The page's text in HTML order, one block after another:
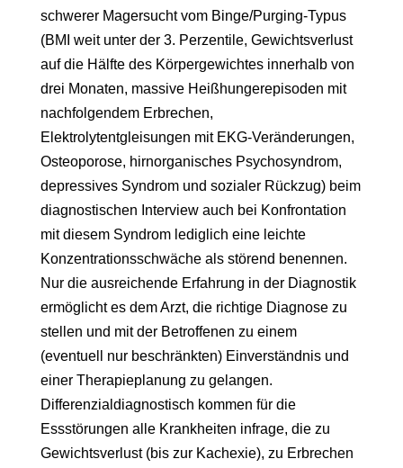
schwerer Magersucht vom Binge/Purging-Typus
(BMI weit unter der 3. Perzentile, Gewichtsverlust
auf die Hälfte des Körpergewichtes innerhalb von
drei Monaten, massive Heißhungerepisoden mit
nachfolgendem Erbrechen,
Elektrolytentgleisungen mit EKG-Veränderungen,
Osteoporose, hirnorganisches Psychosyndrom,
depressives Syndrom und sozialer Rückzug) beim
diagnostischen Interview auch bei Konfrontation
mit diesem Syndrom lediglich eine leichte
Konzentrationsschwäche als störend benennen.
Nur die ausreichende Erfahrung in der Diagnostik
ermöglicht es dem Arzt, die richtige Diagnose zu
stellen und mit der Betroffenen zu einem
(eventuell nur beschränkten) Einverständnis und
einer Therapieplanung zu gelangen.
Differenzialdiagnostisch kommen für die
Essstörungen alle Krankheiten infrage, die zu
Gewichtsverlust (bis zur Kachexie), zu Erbrechen